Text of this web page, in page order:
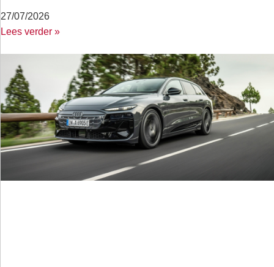
27/07/2026
Lees verder »